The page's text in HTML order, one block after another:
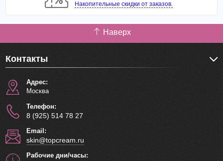
Накопительные скидки от заказов.
Наверх
Контакты
Адрес:
Москва
Телефон:
8 (925) 514 78 27
Email:
skin@topcream.ru
Рабочие дни/часы: